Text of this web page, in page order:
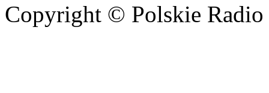
Copyright © Polskie